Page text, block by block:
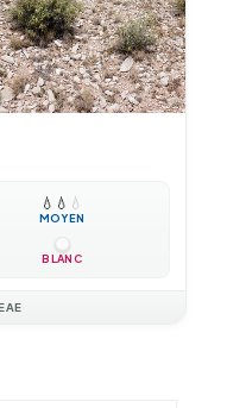
💧 💧 💧
MOYEN
BLANC